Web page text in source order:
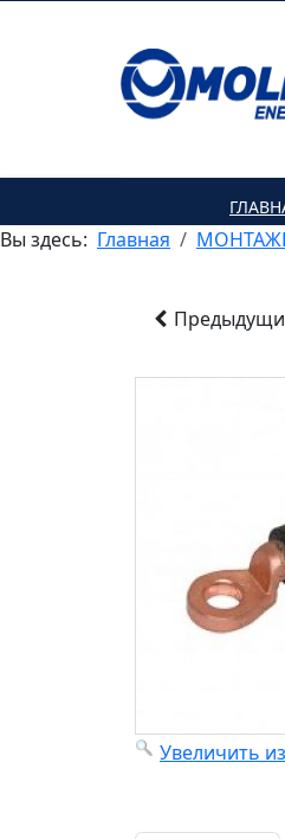
Вы здесь: Главная
Увеличить